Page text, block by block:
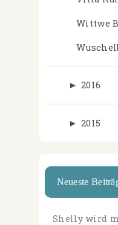
Wittwe
► 2016
► 2015
Neueste
Shelly wird